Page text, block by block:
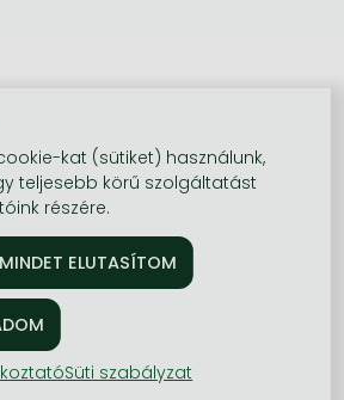
kat (sütiket) használunk,
teljesebb körű szolgáltatást
részére.
Süti szabályzat